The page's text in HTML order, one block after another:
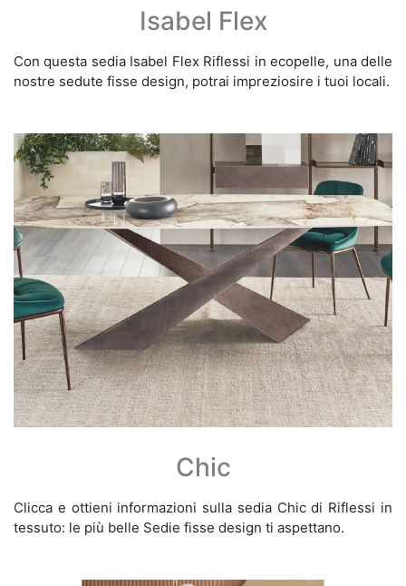
Isabel Flex
Con questa sedia Isabel Flex Riflessi in ecopelle, una delle
nostre sedute fisse design, potrai impreziosire i tuoi locali.
Chic
Clicca e ottieni informazioni sulla sedia Chic di Riflessi in
tessuto: le più belle Sedie fisse design ti aspettano.